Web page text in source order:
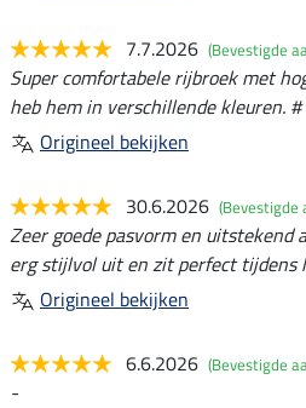
7.7.2026 (Bevestigde
Super comfortabele rijbroek met
heb hem in verschillende kleuren. #
Origineel bekijken
30.6.2026 (Bevestigde
Zeer goede pasvorm en uitstekend
erg stijlvol uit en zit perfect tijdens
Origineel bekijken
6.6.2026 (Bevestigde
-